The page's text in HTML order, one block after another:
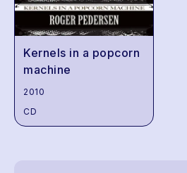
Kernels in a popcorn
machine
2010
CD